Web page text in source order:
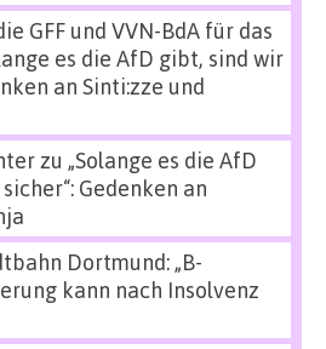
GFF und VVN-BdA für das
es die AfD gibt, sind wir
an Sinti:zze und
zu „Solange es die AfD
Gedenken an
Dortmund: „B-
kann nach Insolvenz